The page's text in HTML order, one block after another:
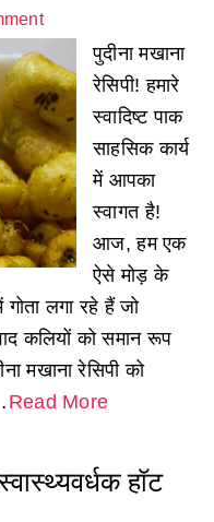
पुदीना मखाना
रेसिपी! हमारे
स्वादिष्ट पाक
साहसिक कार्य
में आपका
स्वागत है!
आज, हम एक
ऐसे मोड़ के
लगा रहे हैं जो
कलियों को समान रूप
मखाना रेसिपी को
Read More
हॉट